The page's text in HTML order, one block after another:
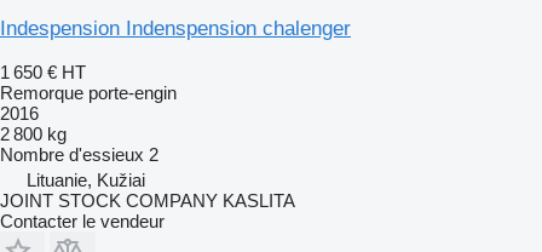
Indespension Indenspension chalenger
1 650 € HT
Remorque porte-engin
2016
2 800 kg
Nombre d'essieux 2
Lituanie, Kužiai
JOINT STOCK COMPANY KASLITA
Contacter le vendeur